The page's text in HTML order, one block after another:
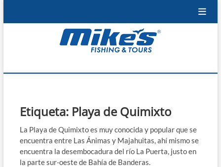
Mike's Fishing &
VALLARTA, LO MEJOR DE LA REGIÓN Y LA PESCA
Etiqueta: Playa de Quimixto
La Playa de Quimixto es muy conocida y popular que se
encuentra entre Las Ánimas y Majahuitas, ahí mismo se
encuentra la desembocadura del río La Puerta, justo en
la parte sur-oeste de Bahía de Banderas.